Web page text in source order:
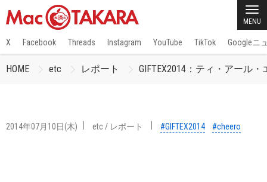
MENU
X Facebook Threads Instagram YouTube TikTok Googleニ
HOME etc レポート GIFTEX2014：ティ・アール
2014年07月10日(木) etc/ レポート #GIFTEX2014 #cheero